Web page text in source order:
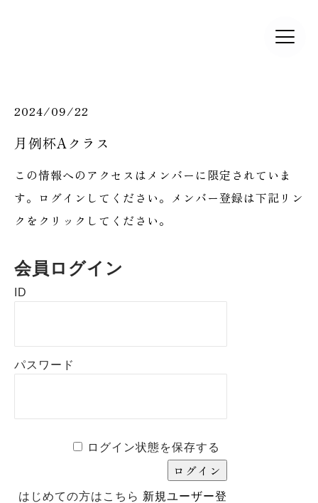
2024/09/22
月例杯Aクラス
この情報へのアクセスはメンバーに限定されていま
す。ログインしてください。メンバー登録は下記リン
クをクリックしてください。
会員ログイン
ID
パスワード
ログイン状態を保存する
はじめての方はこちら 新規ユーザー登